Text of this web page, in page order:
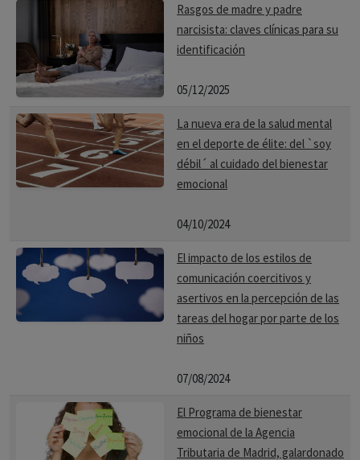
Rasgos de madre y padre
narcisista: claves clínicas para su
identificación
05/12/2025
La nueva era de la salud mental
en el deporte de élite: del `soy
débil´ al cuidado del bienestar
emocional
04/10/2024
El impacto de los estilos de
comunicación coercitivos y
asertivos en la percepción de las
tareas del hogar por parte de los
niños
07/08/2024
El Programa de bienestar
emocional de la Agencia
Tributaria de Madrid, galardonado